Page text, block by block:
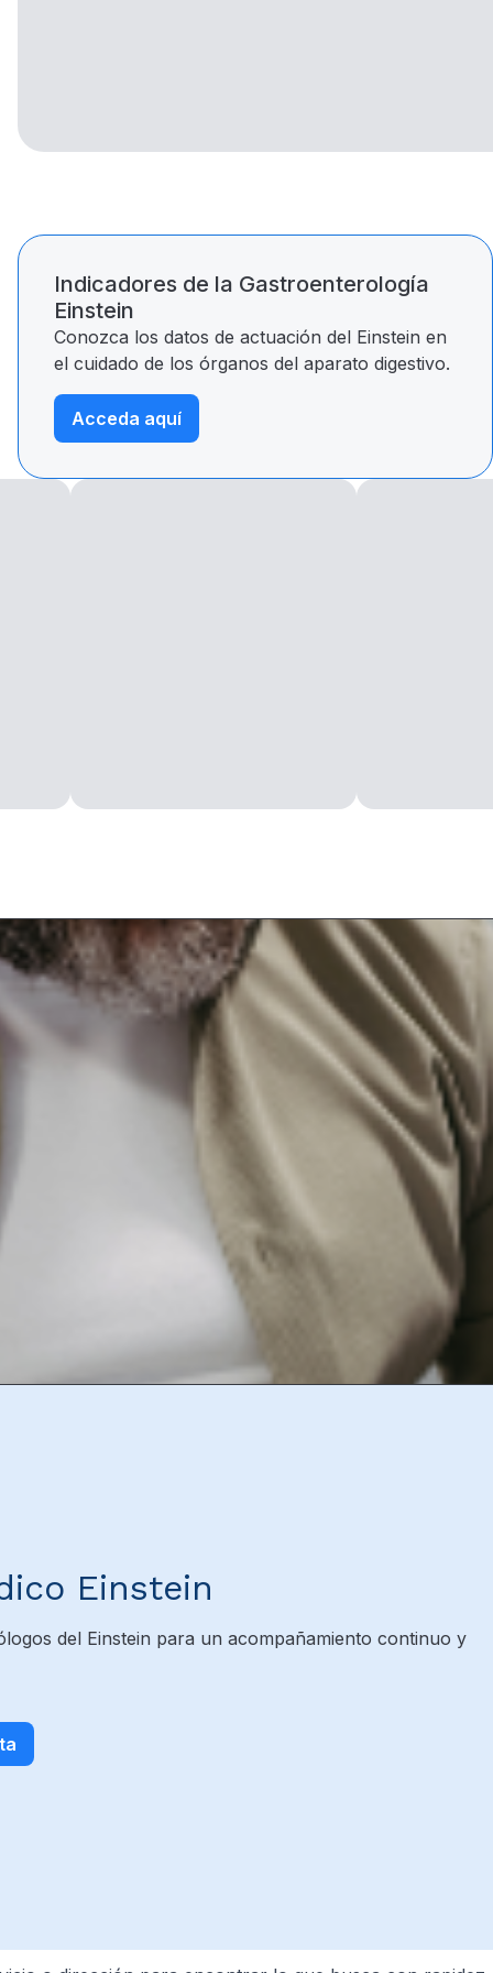
Indicadores de la Gastroenterología
Einstein
Conozca los datos de actuación del Einstein en
el cuidado de los órganos del aparato digestivo.
Acceda aquí
Einstein
del Einstein para un acompañamiento continuo y